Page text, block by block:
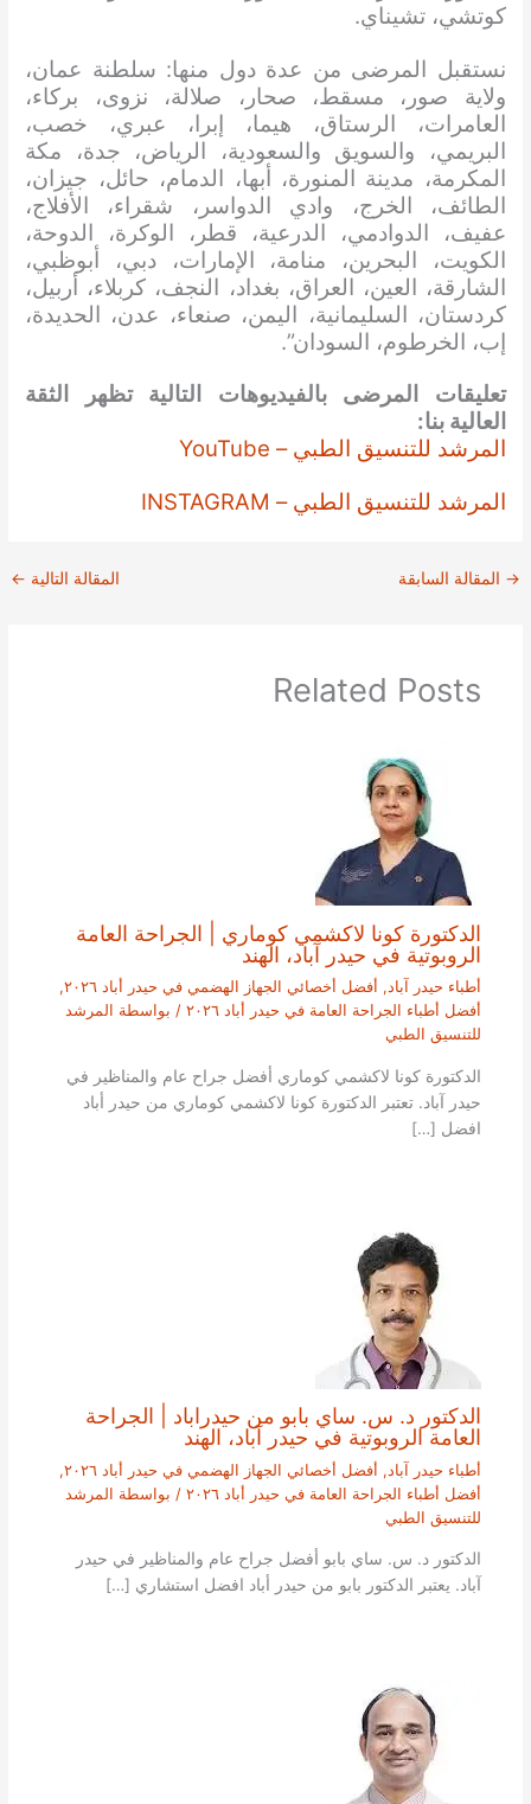
كوتشي، تشيناي.
نستقبل المرضى من عدة دول منها: سلطنة عمان،
ولاية صور، مسقط، صحار، صلالة، نزوى، بركاء،
العامرات، الرستاق، هيما، إبرا، عبري، خصب،
البريمي، والسويق والسعودية، الرياض، جدة، مكة
المكرمة، مدينة المنورة، أبها، الدمام، حائل، جيزان،
الطائف، الخرج، وادي الدواسر، شقراء، الأفلاج،
عفيف، الدوادمي، الدرعية، قطر، الوكرة، الدوحة،
الكويت، البحرين، منامة، الإمارات، دبي، أبوظبي،
الشارقة، العين، العراق، بغداد، النجف، كربلاء، أربيل،
كردستان، السليمانية، اليمن، صنعاء، عدن، الحديدة،
إب، الخرطوم، السودان”.
تعليقات المرضى بالفيديوهات التالية تظهر الثقة
العالية بنا:
المرشد للتنسيق الطبي – YouTube
المرشد للتنسيق الطبي – INSTAGRAM
→ المقالة السابقة المقالة التالية ←
Related Posts
الدكتورة كونا لاكشمي كوماري | الجراحة العامة
الروبوتية في حيدر آباد، الهند
أطباء حيدر آباد, أفضل أخصائي الجهاز الهضمي في حيدر أباد ٢٠٢٦
,
أفضل أطباء الجراحة العامة في حيدر أباد ٢٠٢٦
/ بواسطة المرشد
للتنسيق الطبي
الدكتورة كونا لاكشمي كوماري أفضل جراح عام والمناظير في
حيدر آباد. تعتبر الدكتورة كونا لاكشمي كوماري من حيدر أباد
افضل […]
الدكتور د. س. ساي بابو من حيدراباد | الجراحة
العامة الروبوتية في حيدر آباد، الهند
أطباء حيدر آباد , أفضل أخصائي الجهاز الهضمي في حيدر أباد ٢٠٢٦
,
أفضل أطباء الجراحة العامة في حيدر أباد ٢٠٢٦
/ بواسطة المرشد
للتنسيق الطبي
الدكتور د. س. ساي بابو أفضل جراح عام والمناظير في حيدر
آباد. يعتبر الدكتور بابو من حيدر أباد افضل استشاري […]